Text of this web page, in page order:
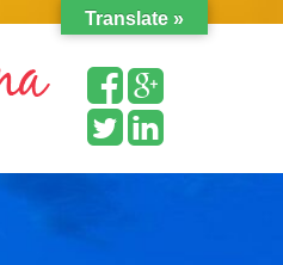
Translate »